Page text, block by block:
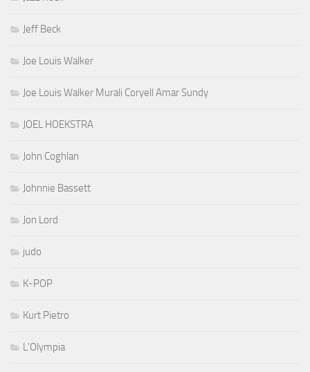
Jeff Beck
Joe Louis Walker
Joe Louis Walker Murali Coryell Amar Sundy
JOEL HOEKSTRA
John Coghlan
Johnnie Bassett
Jon Lord
judo
K-POP
Kurt Pietro
L'Olympia